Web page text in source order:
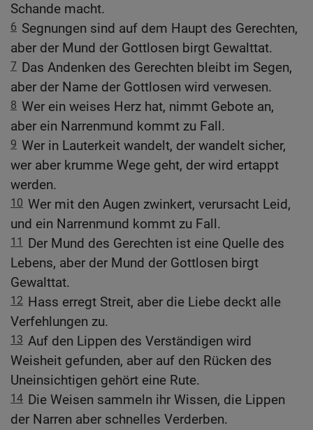
Schande macht.
6 Segnungen sind auf dem Haupt des Gerechten,
aber der Mund der Gottlosen birgt Gewalttat.
7 Das Andenken des Gerechten bleibt im Segen,
aber der Name der Gottlosen wird verwesen.
8 Wer ein weises Herz hat, nimmt Gebote an,
aber ein Narrenmund kommt zu Fall.
9 Wer in Lauterkeit wandelt, der wandelt sicher,
wer aber krumme Wege geht, der wird ertappt
werden.
10 Wer mit den Augen zwinkert, verursacht Leid,
und ein Narrenmund kommt zu Fall.
11
Der Mund des Gerechten ist eine Quelle des
Lebens, aber der Mund der Gottlosen birgt
Gewalttat.
12 Hass erregt Streit, aber die Liebe deckt alle
Verfehlungen zu.
13 Auf den Lippen des Verständigen wird
Weisheit gefunden, aber auf den Rücken des
Uneinsichtigen gehört eine Rute.
14 Die Weisen sammeln ihr Wissen, die Lippen
der Narren aber schnelles Verderben.